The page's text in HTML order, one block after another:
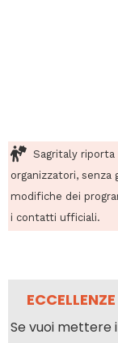
Sagritaly
organizzatori, senza
modifiche dei
i contatti ufficiali.
Se vuoi mettere